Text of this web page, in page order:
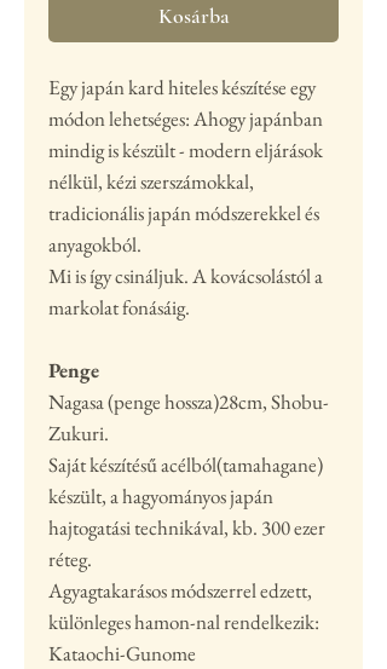
Kosárba
Egy japán kard hiteles készítése egy
módon lehetséges: Ahogy japánban
mindig is készült - modern eljárások
nélkül, kézi szerszámokkal,
tradicionális japán módszerekkel és
anyagokból.
Mi is így csináljuk. A kovácsolástól a
markolat fonásáig.
Penge
Nagasa (penge hossza)28cm, Shobu-
Zukuri.
Saját készítésű acélból(tamahagane)
készült, a hagyományos japán
hajtogatási technikával, kb. 300 ezer
réteg.
Agyagtakarásos módszerrel edzett,
különleges hamon-nal rendelkezik:
Kataochi-Gunome